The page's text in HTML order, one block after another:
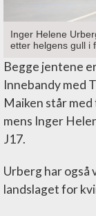
Inger Helene
etter helgens gull i
Begge jentene
Innebandy med
Maiken står
mens Inger
J17.
Urberg har også
landslaget for